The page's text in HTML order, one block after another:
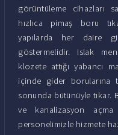
görüntüleme cihazları
hızlıca pimaş boru
yapılarda her daire
göstermelidir. Islak
klozete attığı yabancı
içinde gider borularına
sonunda bütünüyle
ve kanalizasyon
personelimizle hizmete